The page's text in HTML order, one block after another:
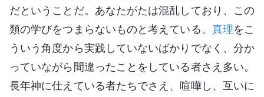
だということだ。あなたがたは混乱しており、この
類の学びをつまらないものと考えている。 真理をこ
ういう角度から実践していないばかりでなく、分か
っていながら間違ったことをしている者さえ多い。
長年神に仕えている者たちでさえ、喧嘩し、互いに